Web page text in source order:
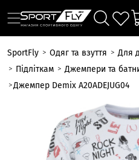
SportFly Одяг та взуття Для
Підліткам
Джемпери та
Джемпер Demix A20ADEJUG04